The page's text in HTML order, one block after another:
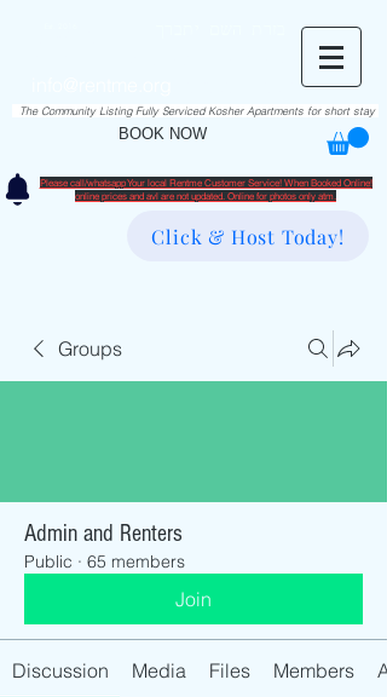
BOOK NOW
The Community Listing Fully Serviced Kosher Apartments for short stay
Please call/whatsapp Your local Rentme Customer Service! When Booked Online!
​online prices and avl are not updated. Online for photos only atm.
Click & Host Today!
Groups
Admin and Renters
Public · 65 members
Join
Discussion Media Files Members